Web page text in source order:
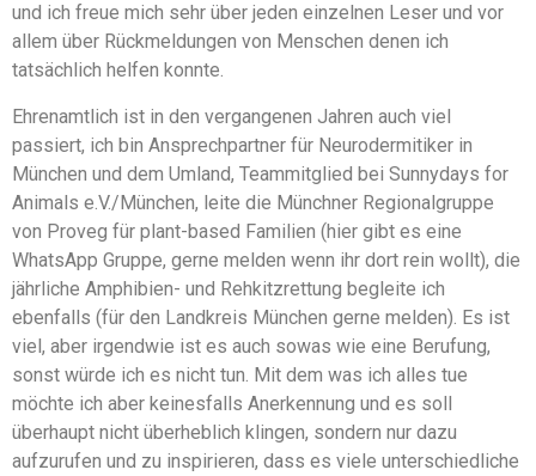
und ich freue mich sehr über jeden einzelnen Leser und vor
allem über Rückmeldungen von Menschen denen ich
tatsächlich helfen konnte.
Ehrenamtlich ist in den vergangenen Jahren auch viel
passiert, ich bin Ansprechpartner für Neurodermitiker in
München und dem Umland, Teammitglied bei Sunnydays for
Animals e.V./München, leite die Münchner Regionalgruppe
von Proveg für plant-based Familien (hier gibt es eine
WhatsApp Gruppe, gerne melden wenn ihr dort rein wollt), die
jährliche Amphibien- und Rehkitzrettung begleite ich
ebenfalls (für den Landkreis München gerne melden). Es ist
viel, aber irgendwie ist es auch sowas wie eine Berufung,
sonst würde ich es nicht tun. Mit dem was ich alles tue
möchte ich aber keinesfalls Anerkennung und es soll
überhaupt nicht überheblich klingen, sondern nur dazu
aufzurufen und zu inspirieren, dass es viele unterschiedliche